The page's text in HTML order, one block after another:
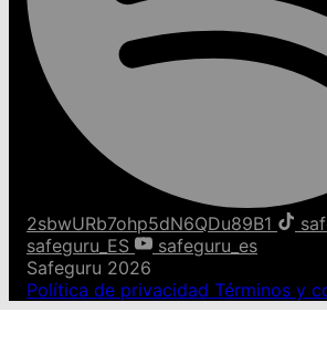
2sbwURb7ohp5dN6QDu89B1
safeguru_ES
safeguru_es
Safeguru 2026
Política de privacidad Términos y